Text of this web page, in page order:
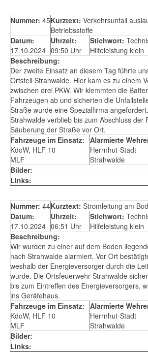
Nummer: 45Kurztext: Verkehrsunfall
Betriebsstoffe
Datum:
17.10.2024
Uhrzeit:
09:50 Uhr
Stichwort:
Hilfeleistung klein
Beschreibung:
Der zweite Einsatz an diesem Tag führte
Ortsteil Strahwalde. Hier kam es zu einem
zwischen drei PKW. Wir klemmten die
Fahrzeugen ab und sicherten die
Straße wurde eine Spezialfirma
Strahwalde verblieb bis zum Abschluss der
Säuberung der Straße vor Ort.
Fahrzeuge im Einsatz:
KdoW, HLF 10
MLF
Alarmierte
Herrnhut-Stadt
Strahwalde
Bilder:
Links:
Nummer: 44Kurztext: Stromleitung am
Datum:
17.10.2024
Uhrzeit:
06:51 Uhr
Stichwort:
Hilfeleistung klein
Beschreibung:
Wir wurden zu einer auf dem Boden
nach Strahwalde alarmiert. Vor Ort
weshalb der Energieversorger durch die
wurde. Die Ortsfeuerwehr Strahwalde
bis zum Eintreffen des Energieversorgers,
ins Gerätehaus.
Fahrzeuge im Einsatz:
KdoW, HLF 10
MLF
Alarmierte
Herrnhut-Stadt
Strahwalde
Bilder:
Links: